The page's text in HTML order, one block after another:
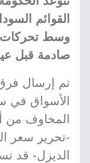
القوائم
وسط تحركات
صادمة قبل
تم إرسال فرق
الأسواق في
المخاوف من
-تحرير سعر
الديزل- قد